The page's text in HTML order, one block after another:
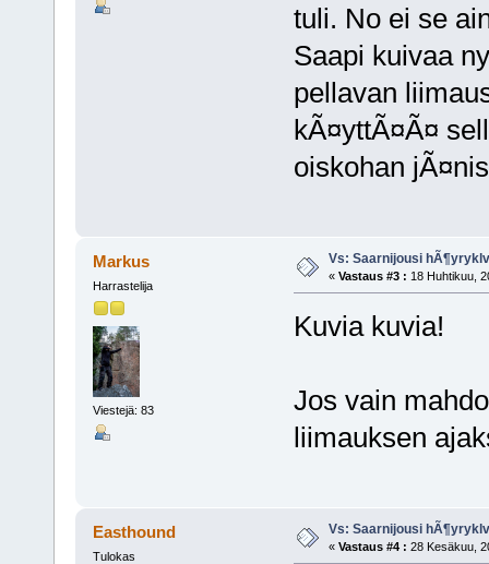
tuli. No ei se
Saapi kuivaa
pellavan
kÃ¤yttÃ¤Ã¤
oiskohan
Markus
Harrastelija
Viestejä: 83
Vs: Saarnijousi
« Vastaus #3 : 18 Huhtikuu,
Kuvia kuvia!
Jos vain
liimauksen
Easthound
Tulokas
Vs: Saarnijousi
« Vastaus #4 : 28 Kesäkuu,